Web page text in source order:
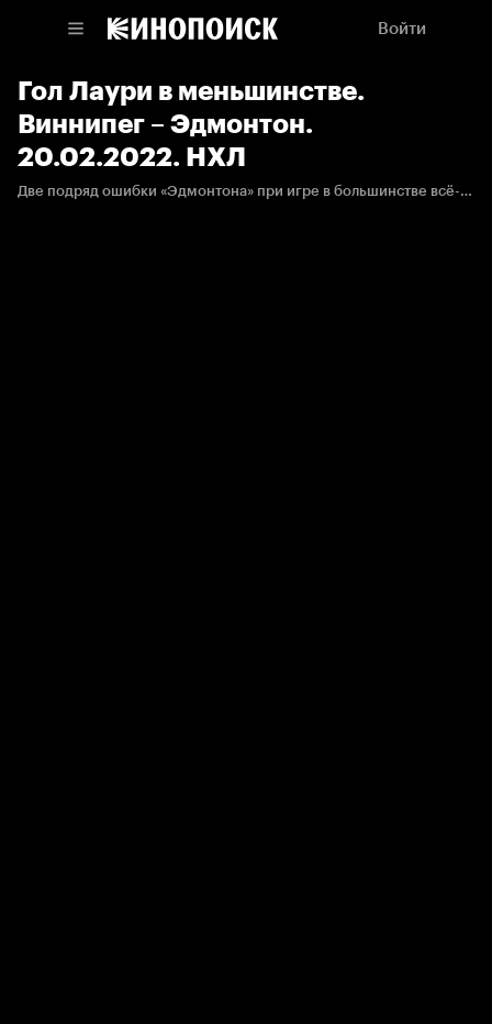
Войти
Гол Лаури в меньшинстве.
Виннипег – Эдмонтон.
20.02.2022. НХЛ
Две подряд ошибки «Эдмонтона» при игре в большинстве всё-таки привели к пропущенной шайбе. Адам Лаури убежал один на один и переиграл Коскинена.